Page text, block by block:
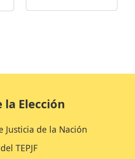
la Elección
Justicia de la Nación
TEPJF